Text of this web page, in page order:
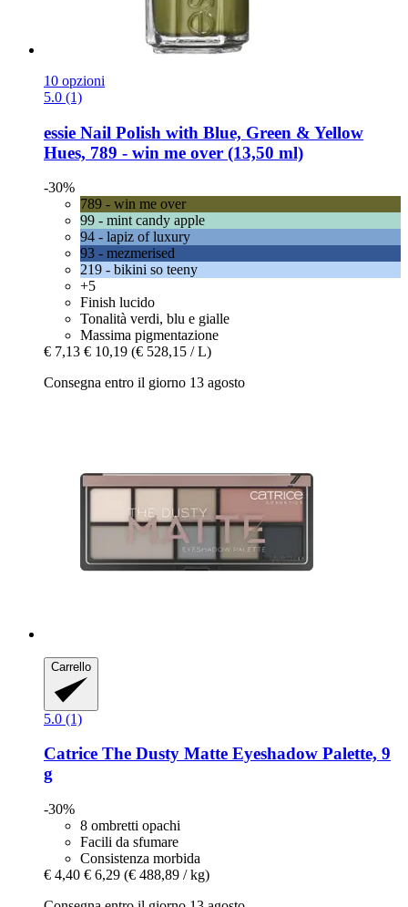
10 opzioni
5.0 (1)
essie Nail Polish with Blue, Green & Yellow
Hues, 789 -​ win me over (13,50 ml)
-30%
789 - win me over
99 - mint candy apple
94 - lapiz of luxury
93 - mezmerised
219 - bikini so teeny
+5
Finish lucido
Tonalità verdi, blu e gialle
Massima pigmentazione
€ 7,13 € 10,19 (€ 528,15 / L)
Consegna entro il giorno 13 agosto
Carrello
5.0 (1)
Catrice The Dusty Matte Eyeshadow Palette, 9
g
-30%
8 ombretti opachi
Facili da sfumare
Consistenza morbida
€ 4,40 € 6,29 (€ 488,89 / kg)